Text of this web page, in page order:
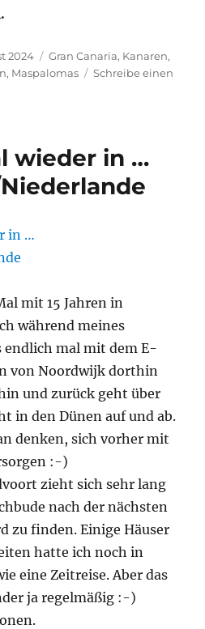
2024 Kategorien
Gran Canaria, Kanaren,
, Maspalomas
Schreibe einen
wieder in …
mit 15 Jahren in
während meines
mal mit dem E-
von Noordwijk dorthin
und zurück geht über
in den Dünen auf und ab.
denken, sich vorher mit
:-)
zieht sich sehr lang
nach der nächsten
zu finden. Einige Häuser
hatte ich noch in
eine Zeitreise. Aber das
ja regelmäßig :-)